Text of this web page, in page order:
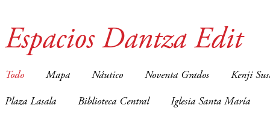
Espacios Dantza Edit
Todo Mapa Náutico Noventa Grados Kenji
Plaza Lasala Biblioteca Central Iglesia Santa María